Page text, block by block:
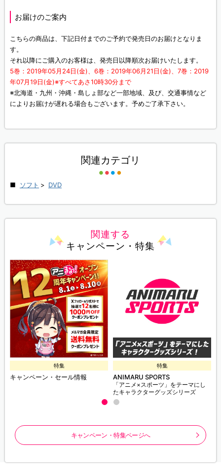
お届けのご案内
こちらの商品は、下記日付までのご予約で発売日のお届けとなりま
す。
それ以降にご購入のお客様は、発売日以降順次お届けいたします。
5巻：2019年05月24日(金)、6巻：2019年06月21日(金)、7巻：2019
年07月19日(金)※すべてあさ10時30分まで
※北海道・九州・沖縄・島しょ部など一部地域、及び、交通事情など
によりお届けが遅れる場合もございます。予めご了承下さい。
関連カテゴリ
ソフト > DVD
関連する
キャンペーン・特集
特集
キャンペーン・セール情報
特集
ANIMARU SPORTS
「アニメ×スポーツ」をテーマにし
たキャラクターグッズシリーズ
キャンペーン・特集ページへ